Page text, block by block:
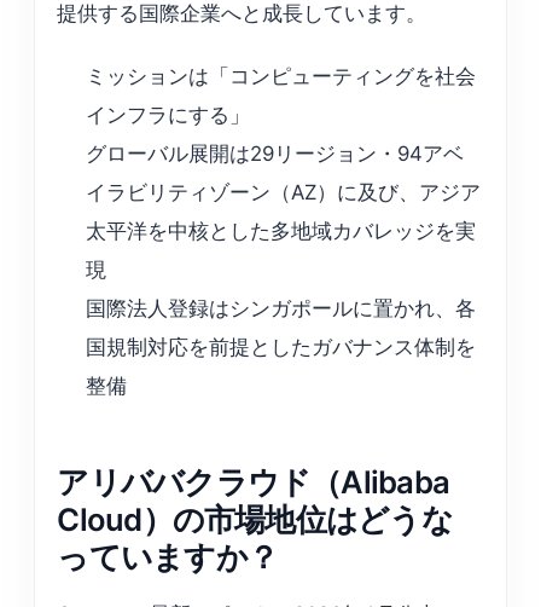
提供する国際企業へと成長しています。
ミッションは「コンピューティングを社会
インフラにする」
グローバル展開は29リージョン・94アベ
イラビリティゾーン（AZ）に及び、アジア
太平洋を中核とした多地域カバレッジを実
現
国際法人登録はシンガポールに置かれ、各
国規制対応を前提としたガバナンス体制を
整備
アリババクラウド（Alibaba
Cloud）の市場地位はどうな
っていますか？